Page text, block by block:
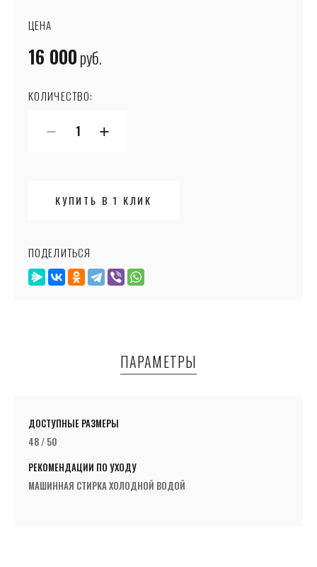
ЦЕНА
16 000руб.
КОЛИЧЕСТВО:
− +
КУПИТЬ В 1 КЛИК
ПОДЕЛИТЬСЯ
ПАРАМЕТРЫ
ДОСТУПНЫЕ РАЗМЕРЫ
48 / 50
РЕКОМЕНДАЦИИ ПО УХОДУ
МАШИННАЯ СТИРКА ХОЛОДНОЙ ВОДОЙ